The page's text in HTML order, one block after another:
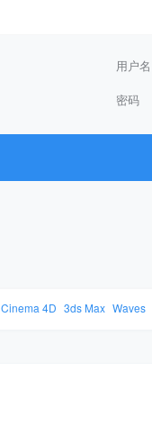
用户名
密码
Cinema 4D 3ds Max Waves